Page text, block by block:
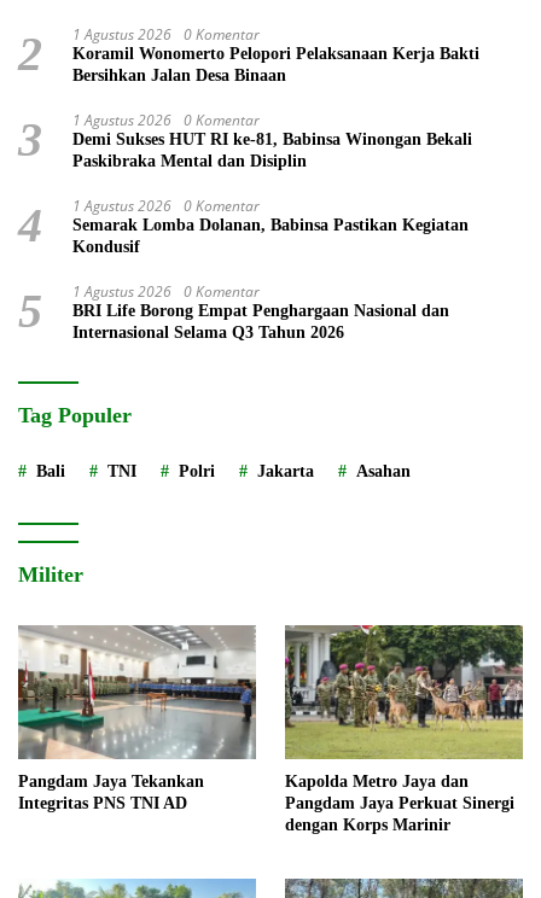
2 1 Agustus 2026 0 Komentar
Koramil Wonomerto Pelopori Pelaksanaan Kerja Bakti
Bersihkan Jalan Desa Binaan
3 1 Agustus 2026 0 Komentar
Demi Sukses HUT RI ke-81, Babinsa Winongan Bekali
Paskibraka Mental dan Disiplin
4 1 Agustus 2026 0 Komentar
Semarak Lomba Dolanan, Babinsa Pastikan Kegiatan
Kondusif
5 1 Agustus 2026 0 Komentar
BRI Life Borong Empat Penghargaan Nasional dan
Internasional Selama Q3 Tahun 2026
Tag Populer
Bali TNI Polri Jakarta Asahan
Militer
Pangdam Jaya Tekankan
Integritas PNS TNI AD
Kapolda Metro Jaya dan
Pangdam Jaya Perkuat Sinergi
dengan Korps Marinir